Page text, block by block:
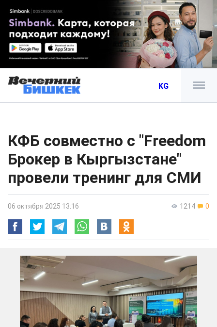
KG
КФБ совместно с "Freedom
Брокер в Кыргызстане"
провели тренинг для СМИ
1214 0
06 октября 2025 13:16